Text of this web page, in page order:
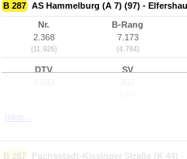
B 287 AS Hammelburg (A 7) (97) -
Nr.
2.368
(11.926)
B-Rang
7.173
(4.784)
DTV
SV
Infos...
B 287 Fuchsstadt-Kissinger Straße (K 44) -